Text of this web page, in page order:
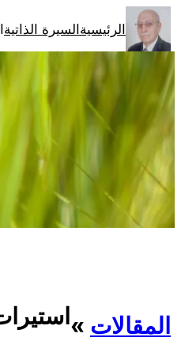
تخطى
إلى
المحتوى
الرئيسيةالسيرة الذاتية
المقالات »